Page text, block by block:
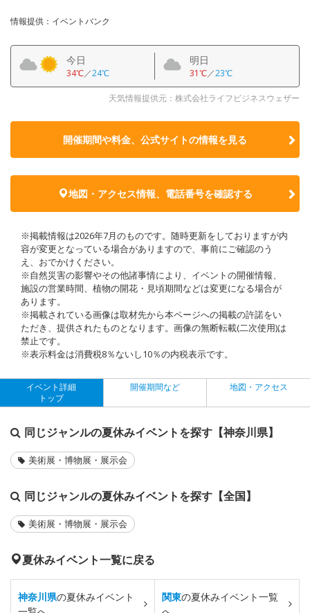
情報提供：イベントバンク
今日
34℃／24℃
明日
31℃／23℃
天気情報提供元：株式会社ライフビジネスウェザー
開催期間や料金、公式サイトの情報を見る
地図・アクセス情報、電話番号を確認する
※掲載情報は2026年7月のものです。随時更新をしておりますが内
容が変更となっている場合がありますので、事前にご確認のう
え、おでかけください。
※自然災害の影響やその他諸事情により、イベントの開催情報、
施設の営業時間、植物の開花・見頃期間などは変更になる場合が
あります。
※掲載されている画像は取材先から本ページへの掲載の許諾をい
ただき、提供されたものとなります。画像の無断転載(二次使用)は
禁止です。
※表示料金は消費税8％ないし10％の内税表示です。
イベント詳細
トップ
開催期間など 地図・アクセス
同じジャンルの夏休みイベントを探す【神奈川県】
美術展・博物展・展示会
同じジャンルの夏休みイベントを探す【全国】
美術展・博物展・展示会
夏休みイベント一覧に戻る
神奈川県の夏休みイベント
関東の夏休みイベント一覧